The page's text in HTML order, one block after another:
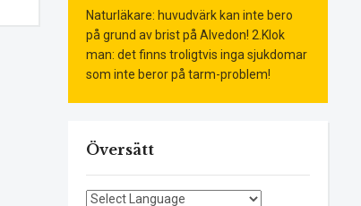
Naturläkare: huvudvärk kan inte bero
på grund av brist på Alvedon! 2.Klok
man: det finns troligtvis inga sjukdomar
som inte beror på tarm-problem!
Översätt